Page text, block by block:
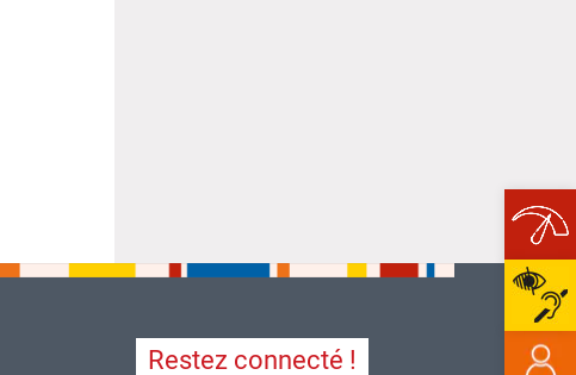
Restez connecté !